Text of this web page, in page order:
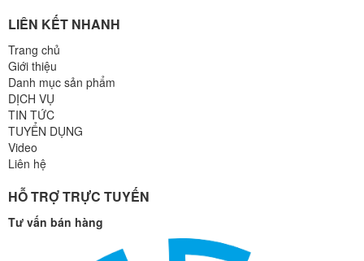
LIÊN KẾT NHANH
Trang chủ
Giới thiệu
Danh mục sản phẩm
DỊCH VỤ
TIN TỨC
TUYỂN DỤNG
Video
Liên hệ
HỖ TRỢ TRỰC TUYẾN
Tư vấn bán hàng